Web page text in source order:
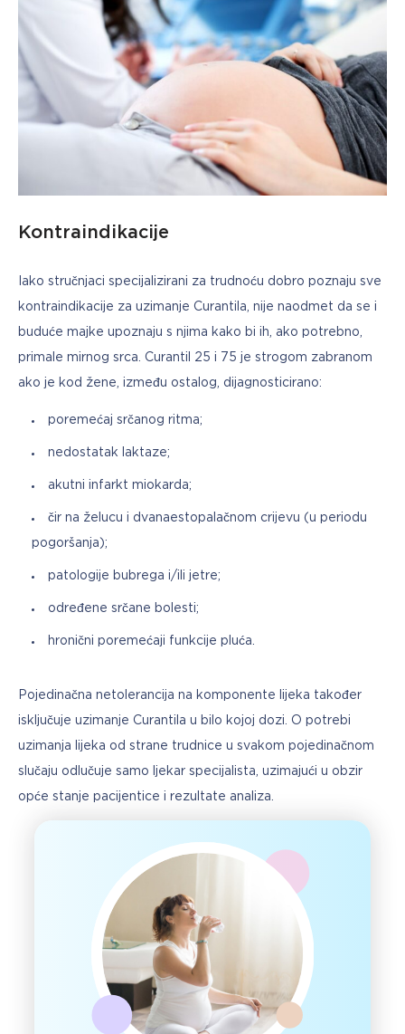
Kontraindikacije
Iako stručnjaci specijalizirani za trudnoću dobro poznaju sve
kontraindikacije za uzimanje Curantila, nije naodmet da se i
buduće majke upoznaju s njima kako bi ih, ako potrebno,
primale mirnog srca. Curantil 25 i 75 je strogom zabranom
ako je kod žene, između ostalog, dijagnosticirano:
poremećaj srčanog ritma;
nedostatak laktaze;
akutni infarkt miokarda;
čir na želucu i dvanaestopalačnom crijevu (u periodu
pogoršanja);
patologije bubrega i/ili jetre;
određene srčane bolesti;
hronični poremećaji funkcije pluća.
Pojedinačna netolerancija na komponente lijeka također
isključuje uzimanje Curantila u bilo kojoj dozi. O potrebi
uzimanja lijeka od strane trudnice u svakom pojedinačnom
slučaju odlučuje samo ljekar specijalista, uzimajući u obzir
opće stanje pacijentice i rezultate analiza.